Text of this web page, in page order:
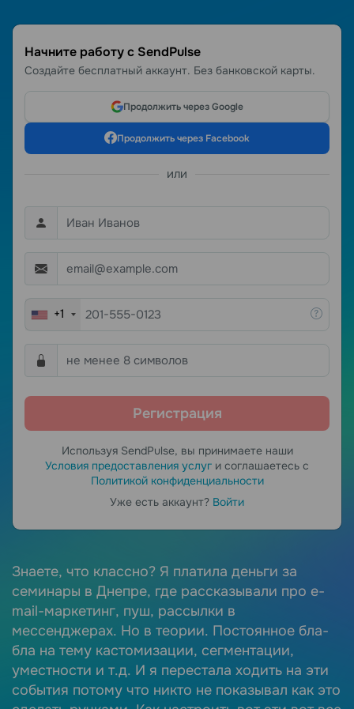
Начните работу с SendPulse
Создайте бесплатный аккаунт. Без банковской карты.
Продолжить через Google
Продолжить через Facebook
или
+1
Используя SendPulse, вы принимаете наши
Условия предоставления услуг и соглашаетесь с
Политикой конфиденциальности
Уже есть аккаунт? Войти
Знаете, что классно? Я платила деньги за
семинары в Днепре, где рассказывали про e-
mail-маркетинг, пуш, рассылки в
мессенджерах. Но в теории. Постоянное бла-
бла на тему кастомизации, сегментации,
уместности и т.д. И я перестала ходить на эти
события потому что никто не показывал как это